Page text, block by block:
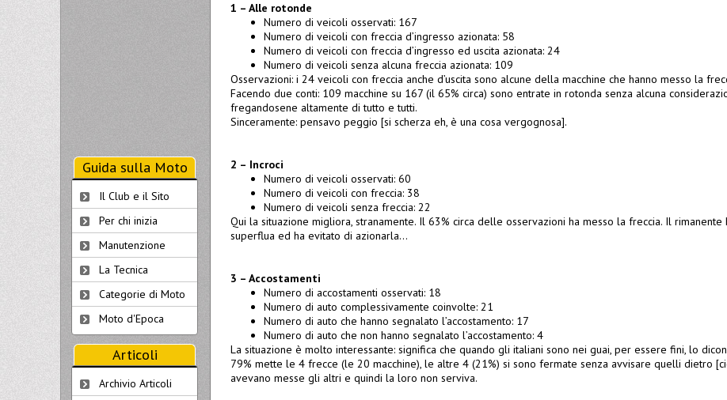
1 – Alle rotonde
Numero di veicoli osservati: 167
Numero di veicoli con freccia d’ingresso azionata: 58
Numero di veicoli con freccia d’ingresso ed uscita azionata: 24
Numero di veicoli senza alcuna freccia azionata: 109
Osservazioni: i 24 veicoli con freccia anche d’uscita sono alcune della macchine che hanno messo la
Facendo due conti: 109 macchine su 167 (il 65% circa) sono entrate in rotonda senza alcuna
fregandosene altamente di tutto e tutti.
Sinceramente: pensavo peggio [si scherza eh, è una cosa vergognosa].
2 – Incroci
Numero di veicoli osservati: 60
Numero di veicoli con freccia: 38
Numero di veicoli senza freccia: 22
Qui la situazione migliora, stranamente. Il 63% circa delle osservazioni ha messo la freccia. Il rimanente
superflua ed ha evitato di azionarla…
3 – Accostamenti
Numero di accostamenti osservati: 18
Numero di auto complessivamente coinvolte: 21
Numero di auto che hanno segnalato l’accostamento: 17
Numero di auto che non hanno segnalato l’accostamento: 4
La situazione è molto interessante: significa che quando gli italiani sono nei guai, per essere fini, lo
79% mette le 4 frecce (le 20 macchine), le altre 4 (21%) si sono fermate senza avvisare quelli dietro
avevano messe gli altri e quindi la loro non serviva.
Guida sulla Moto
Il Club e il Sito
Per chi inizia
Manutenzione
La Tecnica
Categorie di Moto
Moto d'Epoca
Articoli
Archivio Articoli